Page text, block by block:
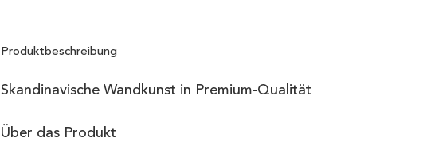
Produktbeschreibung
Skandinavische Wandkunst in Premium-Qualität
Über das Produkt